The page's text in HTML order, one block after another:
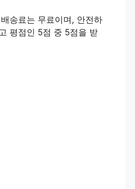
송료는 무료이며, 안전하
평점인 5점 중 5점을 받